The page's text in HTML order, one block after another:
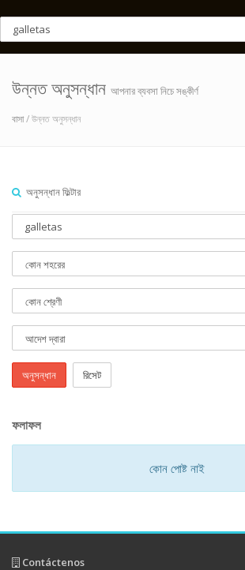
উন্নত অনুসন্ধান আপনার ব্যবসা নিচে সঙ্কীর্ণ
বাসা/ উন্নত অনুসন্ধান
অনুসন্ধান ফিল্টার
অনুসন্ধান রিসেট
ফলাফল
কোন পোষ্ট নাই
Contáctenos